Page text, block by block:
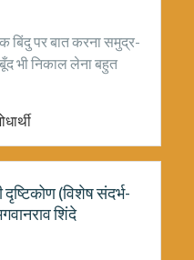
बिंदु पर बात करना समुद्र-
भी निकाल लेना बहुत
(विशेष संदर्भ-
शिंदे